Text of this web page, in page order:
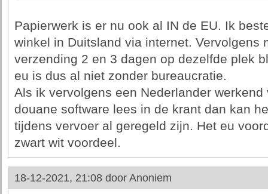
Papierwerk is er nu ook al IN de EU. Ik
winkel in Duitsland via internet. Vervolgens
verzending 2 en 3 dagen op dezelfde plek
eu is dus al niet zonder bureaucratie.
Als ik vervolgens een Nederlander
douane software lees in de krant dan kan
tijdens vervoer al geregeld zijn. Het eu
zwart wit voordeel.
18-12-2021, 21:08 door Anoniem